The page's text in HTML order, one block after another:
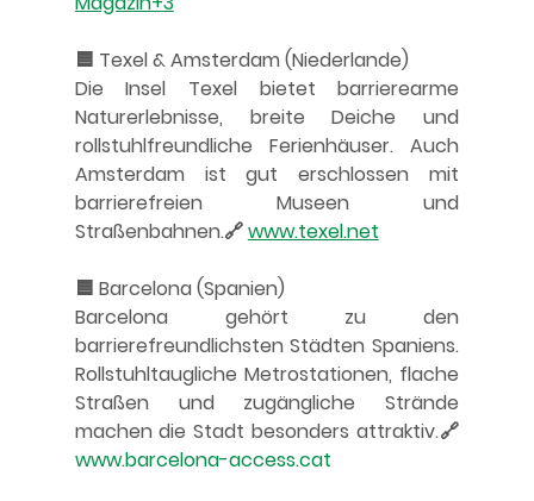
🟦 Texel & Amsterdam (Niederlande)
Die Insel Texel bietet barrierearme
Naturerlebnisse, breite Deiche und
rollstuhlfreundliche Ferienhäuser. Auch
Amsterdam ist gut erschlossen mit
barrierefreien Museen und
Straßenbahnen.🔗 www.texel.net
🟦 Barcelona (Spanien)
Barcelona gehört zu den
barrierefreundlichsten Städten Spaniens.
Rollstuhltaugliche Metrostationen, flache
Straßen und zugängliche Strände
www.barcelona-access.cat